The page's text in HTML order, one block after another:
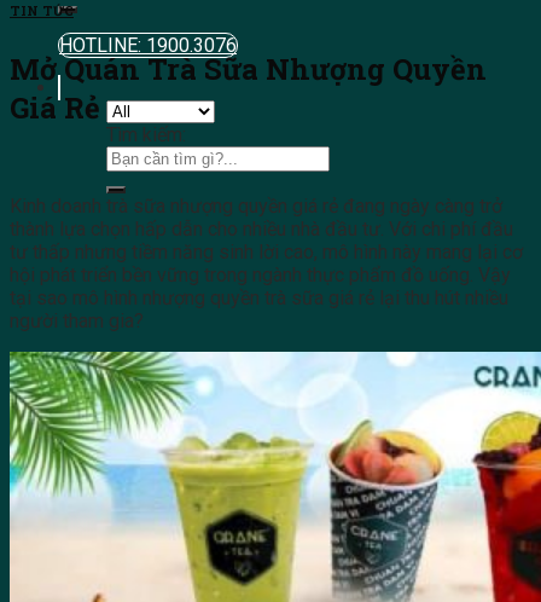
HOTLINE: 1900.3076
Tìm kiếm:
TIN TỨC
Mở Quán Trà Sữa Nhượng Quyền
Giá Rẻ
Kinh doanh trà sữa nhượng quyền giá rẻ đang ngày càng trở
thành lựa chọn hấp dẫn cho nhiều nhà đầu tư. Với chi phí đầu
tư thấp nhưng tiềm năng sinh lời cao, mô hình này mang lại cơ
hội phát triển bền vững trong ngành thực phẩm đồ uống. Vậy
tại sao mô hình nhượng quyền trà sữa giá rẻ lại thu hút nhiều
người tham gia?